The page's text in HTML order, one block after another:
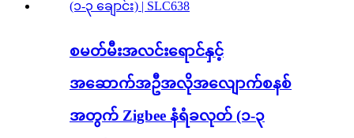
စမတ်မီးအလင်းရောင်နှင့်
အဆောက်အဦအလိုအလျောက်စနစ်
အတွက် Zigbee နံရံခလုတ် (၁-၃